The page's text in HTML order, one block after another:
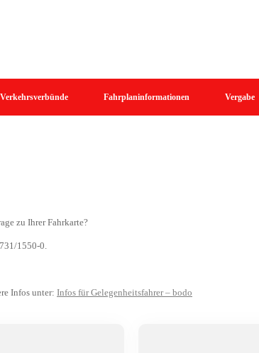
Verkehrsverbünde Fahrplaninformationen Vergabe
zu Ihrer Fahrkarte?
1550-0.
Infos unter: Infos für Gelegenheitsfahrer – bodo